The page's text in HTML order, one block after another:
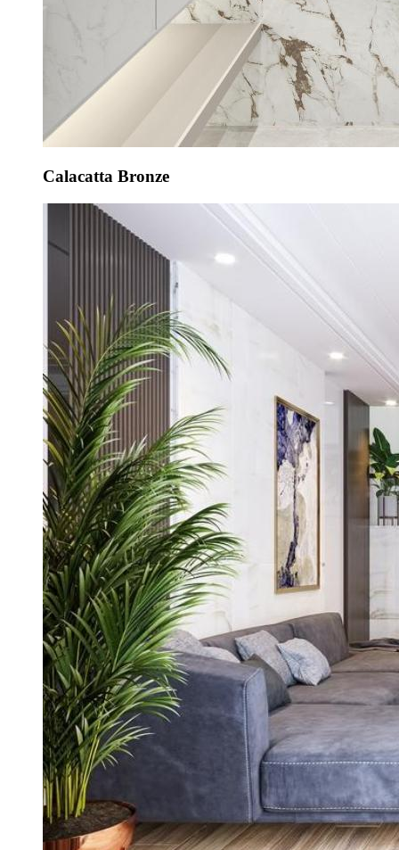
Calacatta Bronze